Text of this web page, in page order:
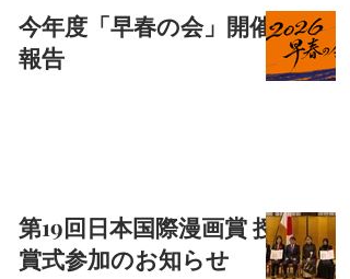
今年度「早春の会」開催
報告
第19回日本国際漫画賞 授
賞式参加のお知らせ